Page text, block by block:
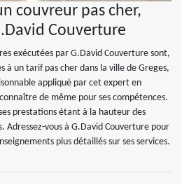
couvreur pas cher,
Couverture
exécutées par G.David Couverture sont,
à un tarif pas cher dans la ville de Greges,
appliqué par cet expert en
de même pour ses compétences.
prestations étant à la hauteur des
Adressez-vous à G.David Couverture pour
plus détaillés sur ses services.